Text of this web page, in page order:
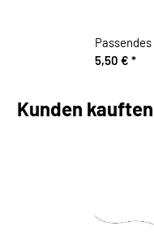
5,50 € *
Kunden